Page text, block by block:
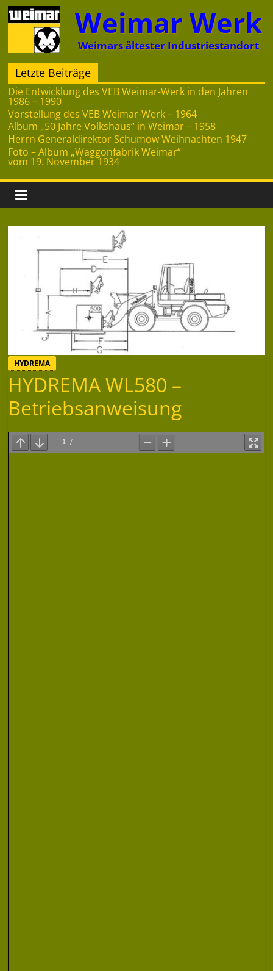
Zum
Inhalt
springen
Weimar Werk
Weimars ältester Industriestandort
Letzte Beiträge
Die Entwicklung des VEB Weimar-Werk in den Jahren
1986 – 1990
Vorstellung des VEB Weimar-Werk – 1964
Album „50 Jahre Volkshaus“ in Weimar – 1958
Herrn Generaldirektor Schumow Weihnachten 1947
Foto – Album „Waggonfabrik Weimar“
vom 19. November 1934
HYDREMA
HYDREMA WL580 –
Betriebsanweisung